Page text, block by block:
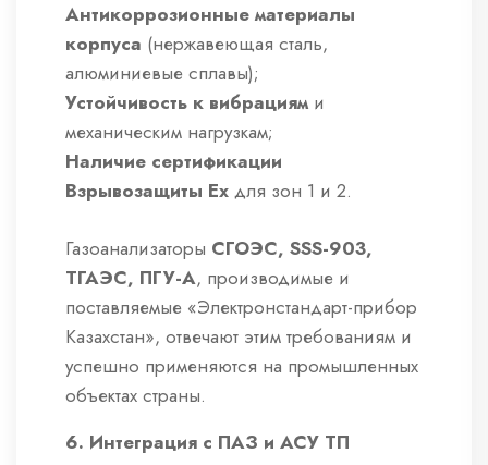
Антикоррозионные материалы
корпуса (нержавеющая сталь,
алюминиевые сплавы);
Устойчивость к вибрациям и
механическим нагрузкам;
Наличие сертификации
Взрывозащиты Ex для зон 1 и 2.
Газоанализаторы СГОЭС, SSS-903,
ТГАЭС, ПГУ-А, производимые и
поставляемые «Электронстандарт-прибор
Казахстан», отвечают этим требованиям и
успешно применяются на промышленных
объектах страны.
6. Интеграция с ПАЗ и АСУ ТП